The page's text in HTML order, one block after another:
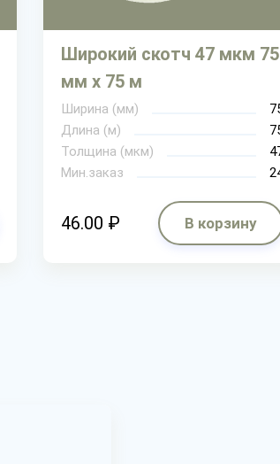
Широкий скотч 47 мкм 75
мм х 75 м
Ширина (мм)
Длина (м)
Толщина (мкм)
Мин.заказ
46.00 ₽ В корзину